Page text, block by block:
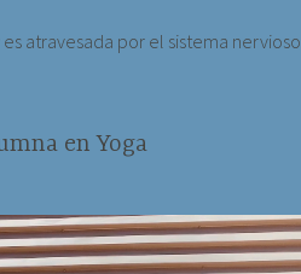
es atravesada por el sistema nervioso
en Yoga